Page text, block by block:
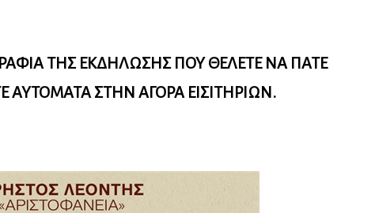
ΤΗΣ ΕΚΔΗΛΩΣΗΣ ΠΟΥ ΘΕΛΕΤΕ ΝΑ ΠΑΤΕ
ΑΥΤΟΜΑΤΑ ΣΤΗΝ ΑΓΟΡΑ ΕΙΣΙΤΗΡΙΩΝ.